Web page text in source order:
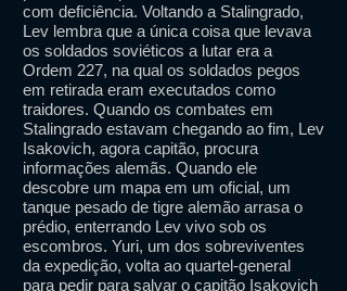
com deficiência. Voltando a Stalingrado,
Lev lembra que a única coisa que levava
os soldados soviéticos a lutar era a
Ordem 227, na qual os soldados pegos
em retirada eram executados como
traidores. Quando os combates em
Stalingrado estavam chegando ao fim, Lev
Isakovich, agora capitão, procura
informações alemãs. Quando ele
descobre um mapa em um oficial, um
tanque pesado de tigre alemão arrasa o
prédio, enterrando Lev vivo sob os
escombros. Yuri, um dos sobreviventes
da expedição, volta ao quartel-general
para pedir para salvar o capitão Isakovich